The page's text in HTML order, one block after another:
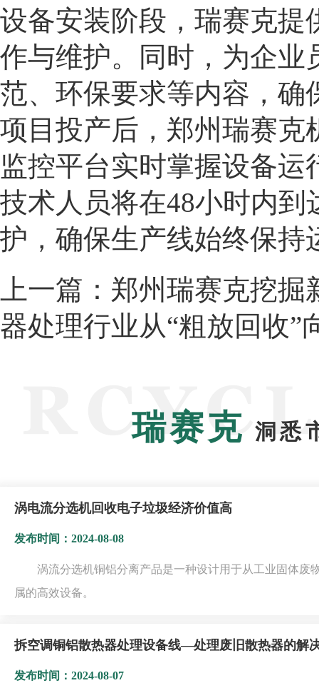
设备安装阶段，瑞赛克提
作与维护。同时，为企业
范、环保要求等内容，确
项目投产后，郑州瑞赛克
监控平台实时掌握设备
技术人员将在48小时内
护，确保生产线始终保持
上一篇： 郑州瑞赛克挖掘
器处理行业从“粗放回收”
瑞赛克 洞悉
涡电流分选机回收电子垃圾经济价值高
发布时间：2024-08-08
涡流分选机铜铝分离产品是一种设计用于从工业固体废
属的高效设备。
拆空调铜铝散热器处理设备线—处理废旧散热器的解
发布时间：2024-08-07